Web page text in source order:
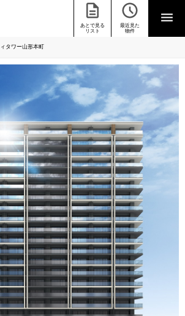
あとで見る
リスト
最近見た
物件
タワー山形本町